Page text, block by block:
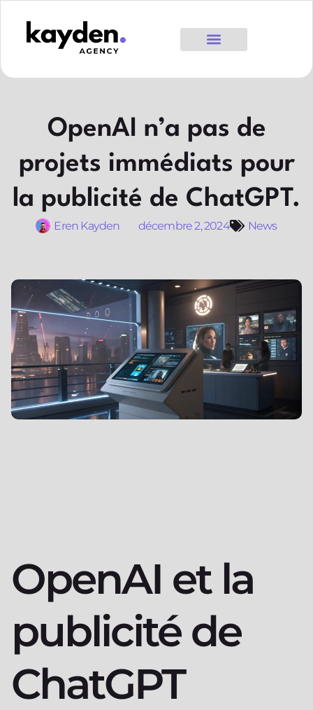
OpenAI n’a pas de
projets immédiats pour
la publicité de ChatGPT.
Eren Kayden décembre 2, 2024 News
OpenAI et la
publicité de
ChatGPT